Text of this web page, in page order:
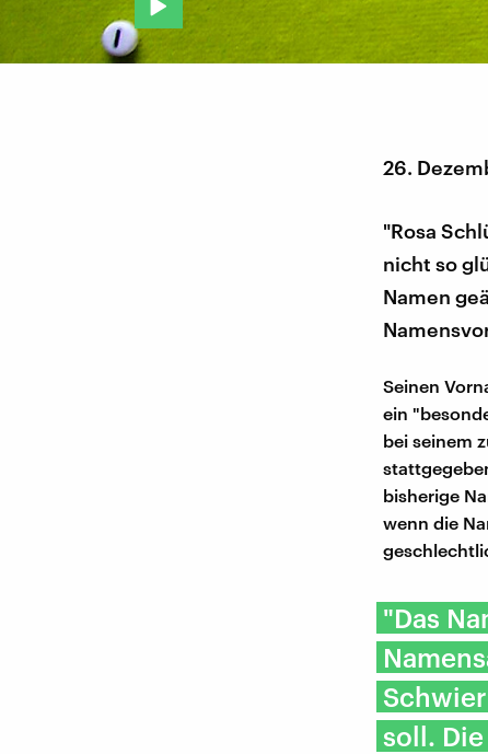
26.
"Rosa
nicht so
Namen
Seinen
ein
bei seinem
bisherige
wenn die
"Das
soll.